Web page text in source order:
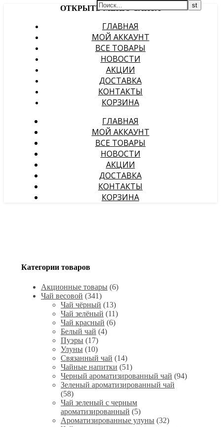
ОТКРЫТЬ МЕНЮ САЙТА
ГЛАВНАЯ
МОЙ АККАУНТ
ВСЕ ТОВАРЫ
НОВОСТИ
АКЦИИ
ДОСТАВКА
КОНТАКТЫ
КОРЗИНА
ГЛАВНАЯ
МОЙ АККАУНТ
ВСЕ ТОВАРЫ
НОВОСТИ
АКЦИИ
ДОСТАВКА
КОНТАКТЫ
КОРЗИНА
Категории товаров
Акционные товары (6)
Чай весовой (341)
Чай чёрный (13)
Чай зелёный (11)
Чай красный (6)
Белый чай (4)
Пуэры (17)
Улуны (10)
Связанный чай (14)
Чайные напитки (51)
Черный ароматизированный чай (94)
Зеленый ароматизированный чай
(58)
Чай зеленый с черным
ароматизированный (5)
Ароматизированные улуны (32)